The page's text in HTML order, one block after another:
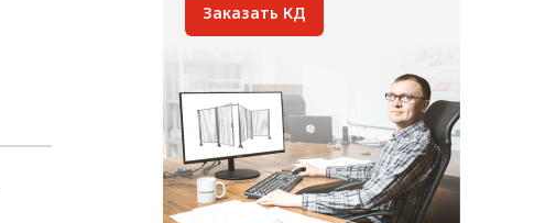
Заказать КД